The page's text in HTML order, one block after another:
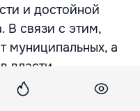
и достойной
В связи с этим,
муниципальных, а
власти
с явлением